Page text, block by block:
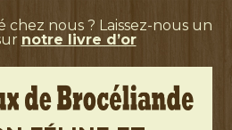
chez nous ? Laissez-nous un
notre livre d’or